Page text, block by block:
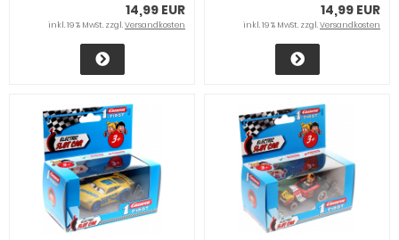
14,99 EUR
inkl. 19 % MwSt. zzgl.Versandkosten
14,99 EUR
inkl. 19 % MwSt. zzgl.Versandkosten